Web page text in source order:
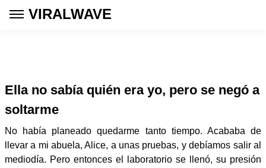
VIRALWAVE
Ella no sabía quién era yo, pero se negó a
soltarme
No había planeado quedarme tanto tiempo. Acababa de
llevar a mi abuela, Alice, a unas pruebas, y debíamos salir al
mediodía. Pero entonces el laboratorio se llenó, su presión